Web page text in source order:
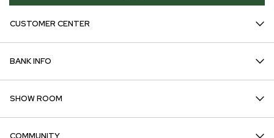
CUSTOMER CENTER
BANK INFO
SHOW ROOM
COMMUNITY